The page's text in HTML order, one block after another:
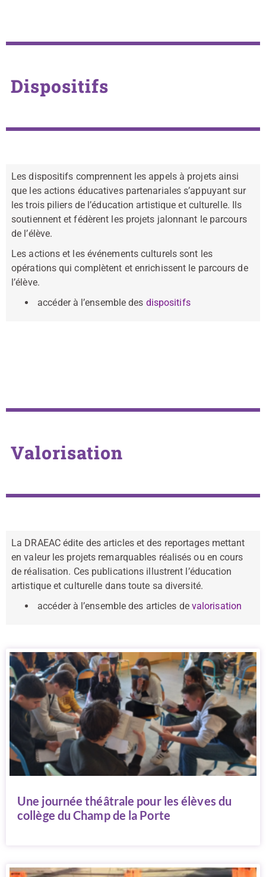
Dispositifs
Les dispositifs comprennent les appels à projets ainsi
que les actions éducatives partenariales s’appuyant sur
les trois piliers de l’éducation artistique et culturelle. Ils
soutiennent et fédèrent les projets jalonnant le parcours
de l’élève.
Les actions et les événements culturels sont les
opérations qui complètent et enrichissent le parcours de
l’élève.
accéder à l’ensemble des dispositifs
Valorisation
La DRAEAC édite des articles et des reportages mettant
en valeur les projets remarquables réalisés ou en cours
de réalisation. Ces publications illustrent l’éducation
artistique et culturelle dans toute sa diversité.
accéder à l’ensemble des articles de valorisation
Une journée théâtrale pour les élèves du
collège du Champ de la Porte